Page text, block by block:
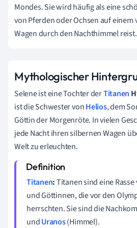
Mondes. Sie wird häufig als eine
von Pferden oder Ochsen auf einem
Wagen durch den Nachthimmel reist.
Mythologischer
Selene ist eine Tochter derTitanen
ist die Schwester vonHelios, dem
Göttin der Morgenröte. In vielen
jede Nacht ihren silbernen Wagen
Welt zu erleuchten.
Titanen:Titanen sind eine
und Göttinnen, die vor den
herrschten. Sie sind die
undUranos(Himmel).